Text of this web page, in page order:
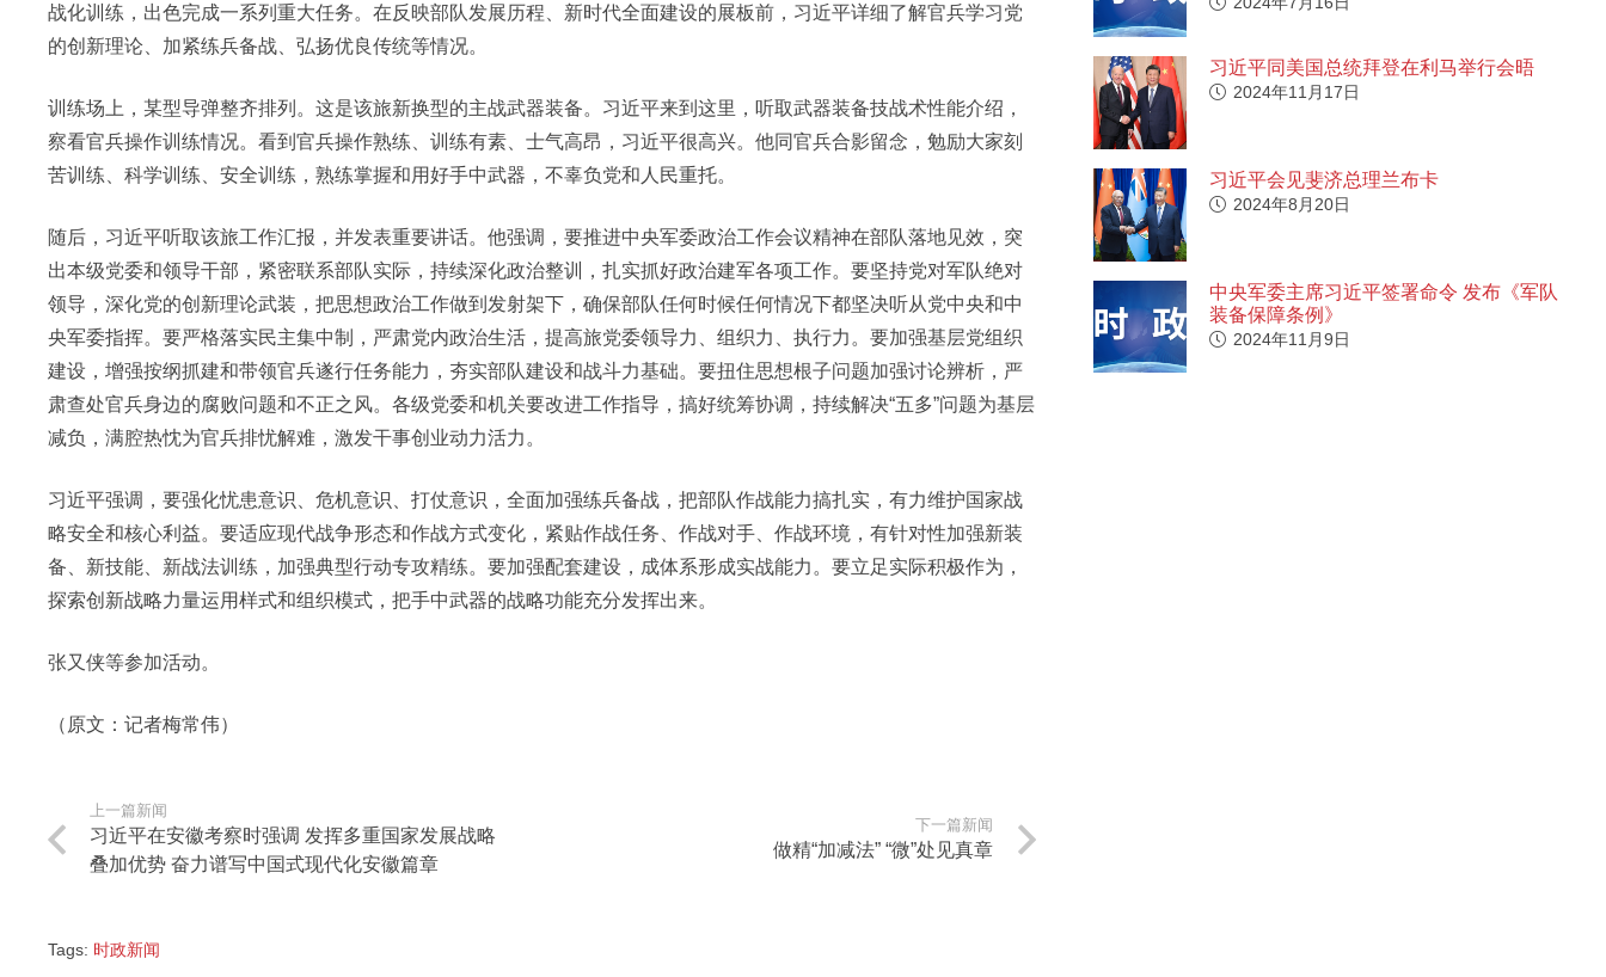
战化训练，出色完成一系列重大任务。在反映部队发展历程、新时代全面建设的展板前，习近平详细了解官兵学习党
的创新理论、加紧练兵备战、弘扬优良传统等情况。
训练场上，某型导弹整齐排列。这是该旅新换型的主战武器装备。习近平来到这里，听取武器装备技战术性能介绍，
察看官兵操作训练情况。看到官兵操作熟练、训练有素、士气高昂，习近平很高兴。他同官兵合影留念，勉励大家刻
苦训练、科学训练、安全训练，熟练掌握和用好手中武器，不辜负党和人民重托。
随后，习近平听取该旅工作汇报，并发表重要讲话。他强调，要推进中央军委政治工作会议精神在部队落地见效，突
出本级党委和领导干部，紧密联系部队实际，持续深化政治整训，扎实抓好政治建军各项工作。要坚持党对军队绝对
领导，深化党的创新理论武装，把思想政治工作做到发射架下，确保部队任何时候任何情况下都坚决听从党中央和中
央军委指挥。要严格落实民主集中制，严肃党内政治生活，提高旅党委领导力、组织力、执行力。要加强基层党组织
建设，增强按纲抓建和带领官兵遂行任务能力，夯实部队建设和战斗力基础。要扭住思想根子问题加强讨论辨析，严
肃查处官兵身边的腐败问题和不正之风。各级党委和机关要改进工作指导，搞好统筹协调，持续解决“五多”问题为基层
减负，满腔热忱为官兵排忧解难，激发干事创业动力活力。
习近平强调，要强化忧患意识、危机意识、打仗意识，全面加强练兵备战，把部队作战能力搞扎实，有力维护国家战
略安全和核心利益。要适应现代战争形态和作战方式变化，紧贴作战任务、作战对手、作战环境，有针对性加强新装
备、新技能、新战法训练，加强典型行动专攻精练。要加强配套建设，成体系形成实战能力。要立足实际积极作为，
探索创新战略力量运用样式和组织模式，把手中武器的战略功能充分发挥出来。
张又侠等参加活动。
（原文：记者梅常伟）
上一篇新闻
习近平在安徽考察时强调 发挥多重国家发展战略
叠加优势 奋力谱写中国式现代化安徽篇章
下一篇新闻
做精“加减法” “微”处见真章
习近平同美国总统拜登在利马举行会晤
2024年11月17日
习近平会见斐济总理兰布卡
2024年8月20日
中央军委主席习近平签署命令 发布《军队
装备保障条例》
2024年11月9日
Tags: 时政新闻